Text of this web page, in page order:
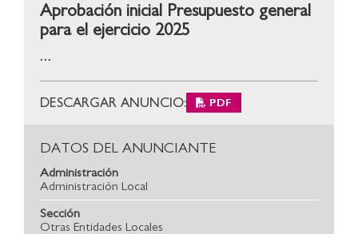
Aprobación inicial Presupuesto general
para el ejercicio 2025
...
DESCARGAR ANUNCIO: PDF
DATOS DEL ANUNCIANTE
Administración
Administración Local
Sección
Otras Entidades Locales